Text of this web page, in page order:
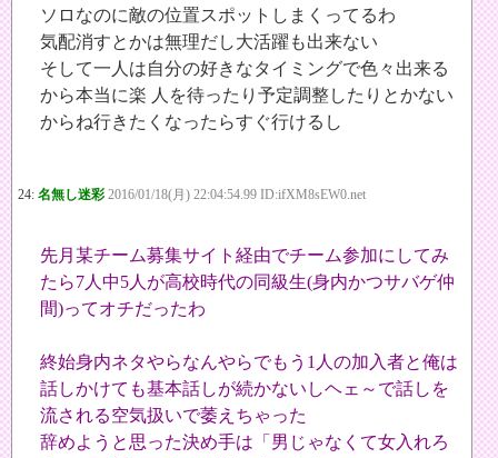
ソロなのに敵の位置スポットしまくってるわ
気配消すとかは無理だし大活躍も出来ない
そして一人は自分の好きなタイミングで色々出来る
から本当に楽 人を待ったり予定調整したりとかない
からね行きたくなったらすぐ行けるし
24: 名無し迷彩 2016/01/18(月) 22:04:54.99 ID:ifXM8sEW0.net
先月某チーム募集サイト経由でチーム参加にしてみ
たら7人中5人が高校時代の同級生(身内かつサバゲ仲
間)ってオチだったわ
終始身内ネタやらなんやらでもう1人の加入者と俺は
話しかけても基本話しが続かないしヘェ～で話しを
流される空気扱いで萎えちゃった
辞めようと思った決め手は「男じゃなくて女入れろ